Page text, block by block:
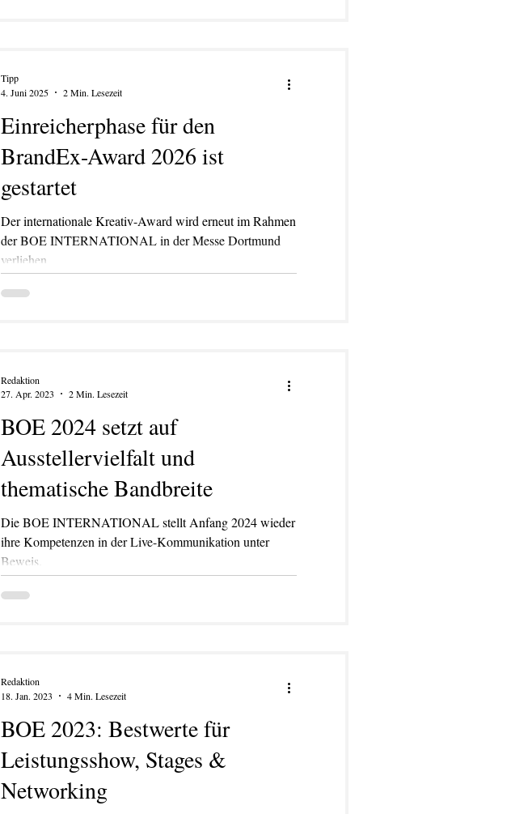
Einreicherphase für den
BrandEx-Award 2026 ist
gestartet
Der internationale Kreativ-Award wird erneut im Rahmen
der BOE INTERNATIONAL in der Messe Dortmund
verliehen.
Tipp
4. Juni 2025
2 Min. Lesezeit
BOE 2024 setzt auf
Ausstellervielfalt und
thematische Bandbreite
Die BOE INTERNATIONAL stellt Anfang 2024 wieder
ihre Kompetenzen in der Live-Kommunikation unter
Beweis.
Redaktion
27. Apr. 2023
2 Min. Lesezeit
BOE 2023: Bestwerte für
Leistungsshow, Stages &
Networking
Redaktion
18. Jan. 2023
4 Min. Lesezeit